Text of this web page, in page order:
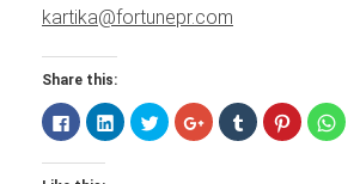
kartika@fortunepr.com
Share this:
Click
to
share
on
Facebook
Click
to
share
Click
to
share
Click
to
share
Click
to
share
Click
to
share
Click
to